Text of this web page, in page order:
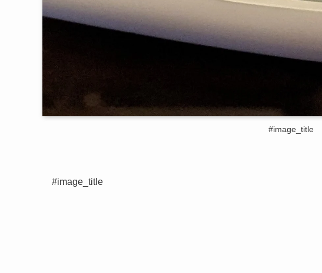
#image_title
#image_title